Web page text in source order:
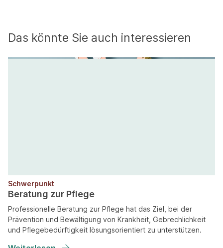
Das könnte Sie auch interessieren
Schwerpunkt
Beratung zur Pflege
Professionelle Beratung zur Pflege hat das Ziel, bei der
Prävention und Bewältigung von Krankheit, Gebrechlichkeit
und Pflegebedürftigkeit lösungsorientiert zu unterstützen.